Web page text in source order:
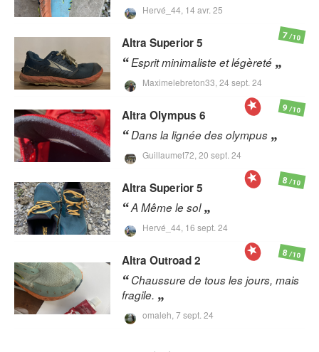
Hervé_44, 14 avr. 25
Altra Superior 5
Esprit minimaliste et légèreté
Maximelebreton33, 24 sept. 24
7/10
Altra Olympus 6
Dans la lignée des olympus
Guillaumet72, 20 sept. 24
9/10
Altra Superior 5
A Même le sol
Hervé_44, 16 sept. 24
8/10
Altra Outroad 2
Chaussure de tous les jours, mais
fragile.
omaleh, 7 sept. 24
8/10